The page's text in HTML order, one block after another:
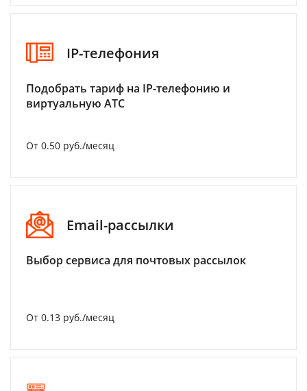
IP-телефония
Подобрать тариф на IP-телефонию и
виртуальную АТС
От 0.50 руб./месяц
Email-рассылки
Выбор сервиса для почтовых рассылок
От 0.13 руб./месяц